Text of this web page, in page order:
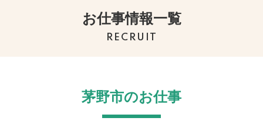
お仕事情報一覧
RECRUIT
茅野市のお仕事